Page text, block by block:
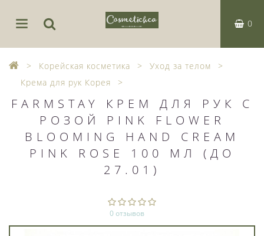
0
Корейская косметика
Уход за телом
Крема для рук Корея
FARMSTAY КРЕМ ДЛЯ РУК С
РОЗОЙ PINK FLOWER
BLOOMING HAND CREAM
PINK ROSE 100 МЛ (ДО
27.01)
0 отзывов